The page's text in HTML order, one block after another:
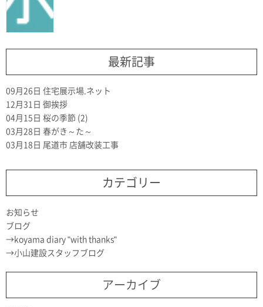
最新記事
09月26日 住宅展示場.ネット
12月31日 御挨拶
04月15日 桜の季節 (2)
03月28日 春がき～た～
03月18日 尾道市 店舗改装工事
カテゴリー
お知らせ
ブログ
koyama diary "with thanks"
小山建設スタッフブログ
アーカイブ